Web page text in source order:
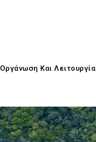
Οργάνωση Και Λειτουργία